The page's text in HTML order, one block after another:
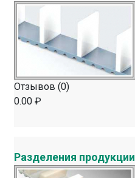
Отзывов (0)
0.00 ₽
Разделения продукции